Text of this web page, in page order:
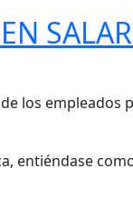
los
entiéndase